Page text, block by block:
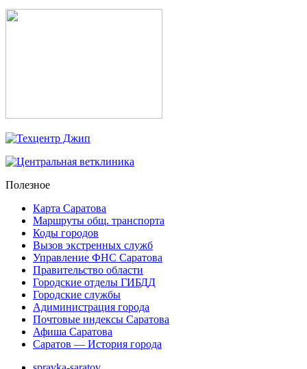
Полезное
Карта Саратова
Маршруты общ. транспорта
Коды городов
Вызов экстренных служб
Управление ФНС Саратова
Правительство области
Городские отделы ГИБДД
Городские службы
Адиминистрация города
Почтовые индексы Саратова
Афиша Саратова
Саратов — История города